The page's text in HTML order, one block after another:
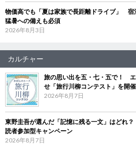
物価高でも「夏は家族で長距離ドライブ」 宿
猛暑への備えも必須
2026年8月3日
カルチャー
旅の思い出を五・七・五で！
せ「旅行川柳コンテスト」を開催
2026年8月7日
東野圭吾が選んだ「記憶に残る一文」はどれ
読者参加型キャンペーン
2026年8月7日